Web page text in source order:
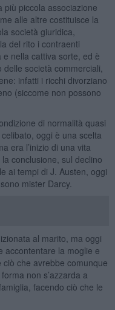
più piccola associazione
alle altre costituisce la
società giuridica,
del rito i contraenti
e nella cattiva sorte, ed è
società commerciali,
infatti i ricchi divorziano
(siccome non possono
di normalità quasi
oggi è una scelta
era l’inizio di una vita
conclusione, sul declino
ai tempi di J. Austen, oggi
mister Darcy.
al marito, ma oggi
accontentare la moglie e
che avrebbe comunque
non s’azzarda a
facendo ciò che le